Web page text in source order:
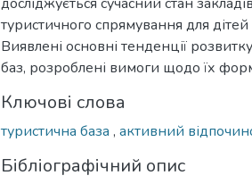
туристичного спрямування для
Виявлені основні тенденції
баз, розроблені вимоги щодо їх
Ключові слова
туристична база , активний
Бібліографічний опис